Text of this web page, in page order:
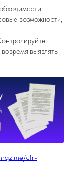
возможности,
выявлять
cfr-